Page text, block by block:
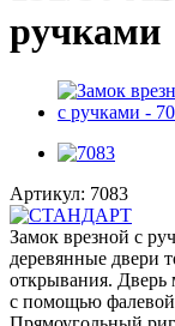
ручками
Артикул: 7083
Замок врезной с
деревянные двери
открывания. Дверь
с помощью фалевой